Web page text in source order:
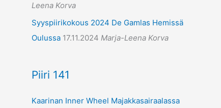
Leena Korva
Syyspiirikokous 2024 De Gamlas Hemissä
Oulussa 17.11.2024 Marja-Leena Korva
Piiri 141
Kaarinan Inner Wheel Majakkasairaalassa